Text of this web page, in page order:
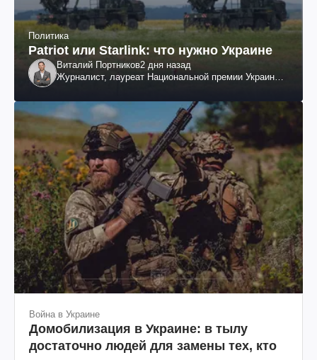
Политика
Patriot или Starlink: что нужно Украине
Виталий Портников2 дня назад
Журналист, лауреат Национальной премии Украины
Война в Украине
Домобилизация в Украине: в тылу
достаточно людей для замены тех, кто